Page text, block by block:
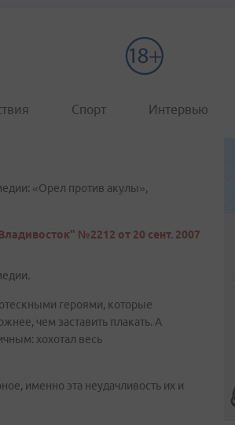
Спорт Интервью
«Орел против акулы»,
№2212 от 20 сент. 2007
героями, которые
чем заставить плакать. А
хохотал весь
именно эта неудачливость их и